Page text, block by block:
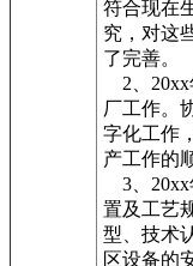
符合现在
究，对这
了完善。
2、20xx
厂工作。
字化工作
产工作的
3、20xx
置及工艺
型、技术
区设备的